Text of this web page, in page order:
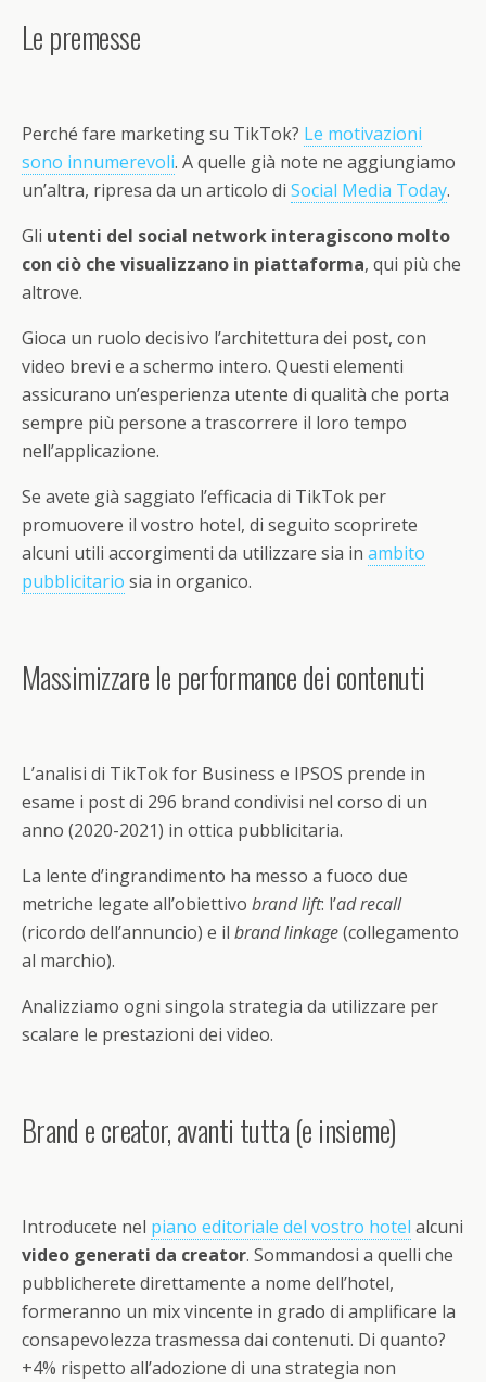
Le premesse
Perché fare marketing su TikTok? Le motivazioni
sono innumerevoli. A quelle già note ne aggiungiamo
un’altra, ripresa da un articolo di Social Media Today.
Gli utenti del social network interagiscono molto
con ciò che visualizzano in piattaforma, qui più che
altrove.
Gioca un ruolo decisivo l’architettura dei post, con
video brevi e a schermo intero. Questi elementi
assicurano un’esperienza utente di qualità che porta
sempre più persone a trascorrere il loro tempo
nell’applicazione.
Se avete già saggiato l’efficacia di TikTok per
promuovere il vostro hotel, di seguito scoprirete
alcuni utili accorgimenti da utilizzare sia in ambito
pubblicitario sia in organico.
Massimizzare le performance dei contenuti
L’analisi di TikTok for Business e IPSOS prende in
esame i post di 296 brand condivisi nel corso di un
anno (2020-2021) in ottica pubblicitaria.
La lente d’ingrandimento ha messo a fuoco due
metriche legate all’obiettivo brand lift: l’ad recall
(ricordo dell’annuncio) e il brand linkage(collegamento
al marchio).
Analizziamo ogni singola strategia da utilizzare per
scalare le prestazioni dei video.
Brand e creator, avanti tutta (e insieme)
Introducete nel piano editoriale del vostro hotel alcuni
video generati da creator. Sommandosi a quelli che
pubblicherete direttamente a nome dell’hotel,
formeranno un mix vincente in grado di amplificare la
consapevolezza trasmessa dai contenuti. Di quanto?
+4% rispetto all’adozione di una strategia non